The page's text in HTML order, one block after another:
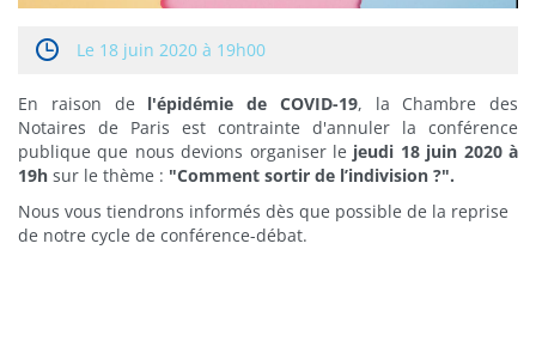
Le 18 juin 2020 à 19h00
En raison de l'épidémie de COVID-19, la Chambre des
Notaires de Paris est contrainte d'annuler la conférence
publique que nous devions organiser le jeudi 18 juin 2020 à
19h sur le thème : "Comment sortir de l’indivision ?".
Nous vous tiendrons informés dès que possible de la reprise
de notre cycle de conférence-débat.